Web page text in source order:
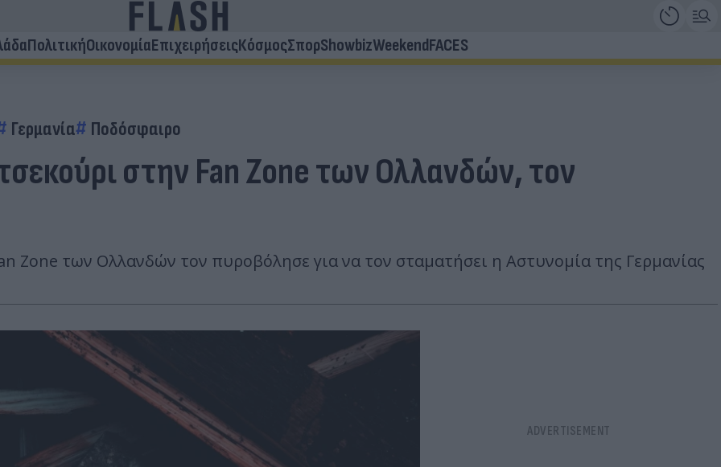
ΠολιτικήΟικονομίαΕπιχειρήσειςΚόσμοςΣπορShowbizWeekendFACES
Γερμανία Ποδόσφαιρο
στην Fan Zone των Ολλανδών, τον
Zone των Ολλανδών τον πυροβόλησε για να τον σταματήσει η Αστυνομία της Γερμανίας